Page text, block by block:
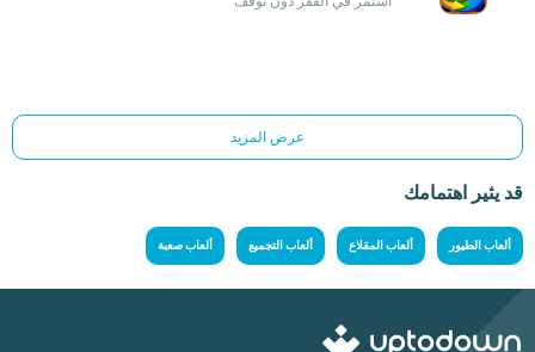
عرض المزيد
قد يثير اهتمامك
ألعاب الطيور ألعاب المقلاع ألعاب التجميع ألعاب صعبة